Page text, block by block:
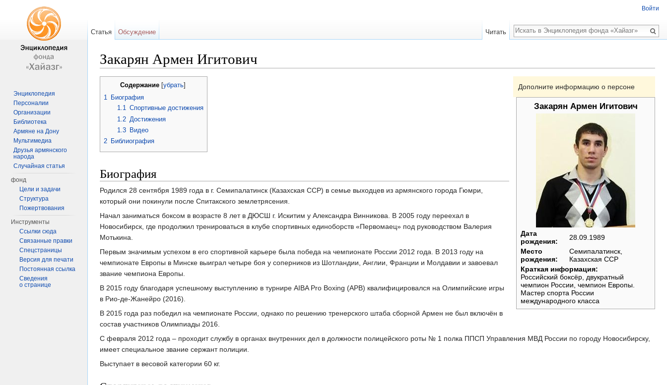
Закарян Армен Игитович
Дополните информацию о персоне
Закарян Армен Игитович
Дата
рождения:
28.09.1989
Место
рождения:
Семипалатинск,
Казахская ССР
Краткая информация:
Российский боксёр, двукратный
чемпион России, чемпион Европы.
Мастер спорта России
международного класса
Содержание[ убрать]
1 Биография
1.1 Спортивные достижения
1.2 Достижения
1.3
Видео
2 Библиография
Биография
Родился 28 сентября 1989 года в г. Семипалатинск (Казахская ССР) в семье выходцев из армянского города Гюмри,
который они покинули после Спитакского землетрясения.
Начал заниматься боксом в возрасте 8 лет в ДЮСШ г. Искитим у Александра Винникова. В 2005 году переехал в
Новосибирск, где продолжил тренироваться в клубе спортивных единоборств «Первомаец» под руководством Валерия
Мотькина.
Первым значимым успехом в его спортивной карьере была победа на чемпионате России 2012 года. В 2013 году на
чемпионате Европы в Минске выиграл четыре боя у соперников из Шотландии, Англии, Франции и Молдавии и завоевал
звание чемпиона Европы.
В 2015 году благодаря успешному выступлению в турнире AIBA Pro Boxing (APB) квалифицировался на Олимпийские игры
в Рио-де-Жанейро (2016).
В 2015 года раз победил на чемпионате России, однако по решению тренерского штаба сборной Армен не был включён в
состав участников Олимпиады 2016.
С февраля 2012 года – проходит службу в органах внутренних дел в должности полицейского роты № 1 полка ППСП Управления МВД России по городу Новосибирску,
имеет специальное звание сержант полиции.
Выступает в весовой категории 60 кг.
Войти
Статья Обсуждение Читать
Поиск
Энциклопедия
Персоналии
Организации
Библиотека
Армяне на Дону
Мультимедиа
Друзья армянского
народа
Случайная статья
фонд
Цели и задачи
Структура
Пожертвования
Инструменты
Ссылки сюда
Связанные правки
Спецстраницы
Версия для печати
Постоянная ссылка
Сведения
о странице